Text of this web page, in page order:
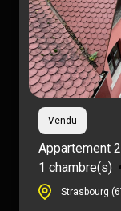
Nos
biens
loués
Contact
Vendu
Appartement
1 chambre(s)
Strasbourg